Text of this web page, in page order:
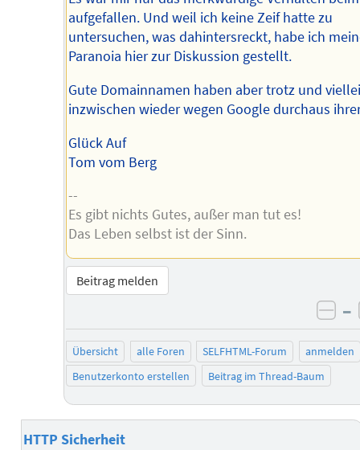
aufgefallen. Und weil ich keine Zeif hatte zu
untersuchen, was dahintersreckt, habe ich
Paranoia hier zur Diskussion gestellt.
Gute Domainnamen haben aber trotz und
inzwischen wieder wegen Google durchaus
Glück Auf
Tom vom Berg
--
Es gibt nichts Gutes, außer man tut es!
Das Leben selbst ist der Sinn.
Beitrag melden
–
Übersicht alle Foren SELFHTML-Forum
anmelden
Benutzerkonto erstellen
Beitrag im Thread-Baum
HTTP Sicherheit